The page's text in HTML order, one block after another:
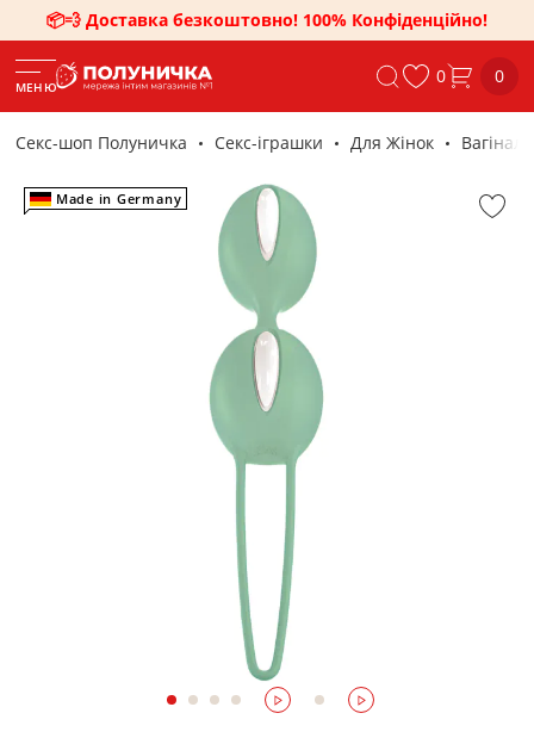
📦💨 Доставка безкоштовно! 100% Конфіденційно!
МЕНЮ 0 0
Секс-шоп Полуничка Секс-iграшки Для Жінок
Made in Germany